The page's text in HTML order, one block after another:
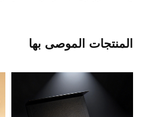
المنتجات الموصى بها